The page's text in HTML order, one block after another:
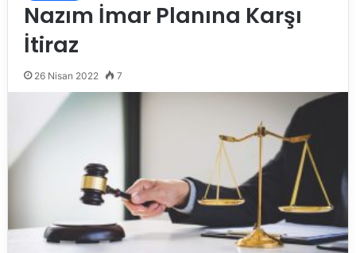
Nazım İmar Planına Karşı
İtiraz
26 Nisan 2022 7